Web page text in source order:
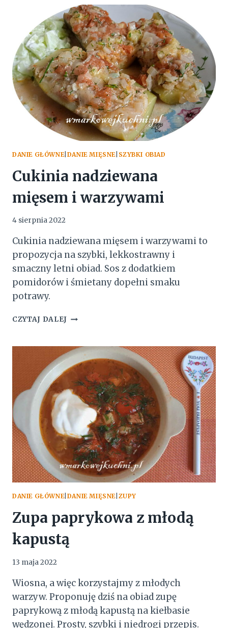
GRYCZANĄ
DANIE GŁÓWNE| DANIE MIĘSNE| SZYBKI OBIAD
Cukinia nadziewana
mięsem i warzywami
4 sierpnia 2022
Cukinia nadziewana mięsem i warzywami to
propozycja na szybki, lekkostrawny i
smaczny letni obiad. Sos z dodatkiem
pomidorów i śmietany dopełni smaku
potrawy.
CZYTAJ DALEJ CUKINIA
I
WARZYWAMI
DANIE GŁÓWNE| DANIE MIĘSNE| ZUPY
Zupa paprykowa z młodą
kapustą
13 maja 2022
Wiosna, a więc korzystajmy z młodych
warzyw. Proponuję dziś na obiad zupę
paprykową z młodą kapustą na kiełbasie
wędzonej. Prosty, szybki i niedrogi przepis.